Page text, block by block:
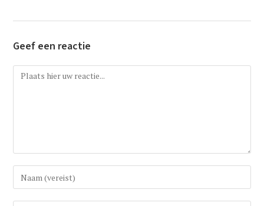
Geef een reactie
Reactie
Vul
uw
(gebruikers)naam